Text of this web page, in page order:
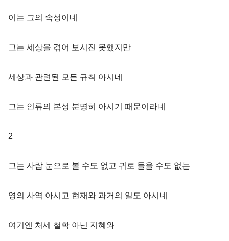
이는 그의 속성이네
그는 세상을 겪어 보시진 못했지만
세상과 관련된 모든 규칙 아시네
그는 인류의 본성 분명히 아시기 때문이라네
2
그는 사람 눈으로 볼 수도 없고 귀로 들을 수도 없는
영의 사역 아시고 현재와 과거의 일도 아시네
여기엔 처세 철학 아닌 지혜와